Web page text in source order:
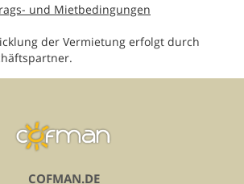
und Mietbedingungen
der Vermietung erfolgt durch
COFMAN.DE